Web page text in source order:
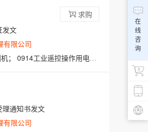
发文
有限公司
； 0914工业遥控操作用电气设备、电站自动化装置、能源管理用电气控制设备；
求购
通知书发文
有限公司
在
线
咨
询